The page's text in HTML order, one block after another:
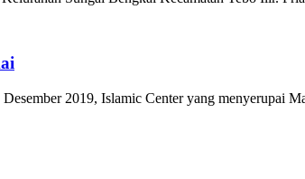
2019, Islamic Center yang menyerupai